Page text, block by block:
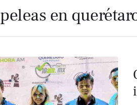
peleas en